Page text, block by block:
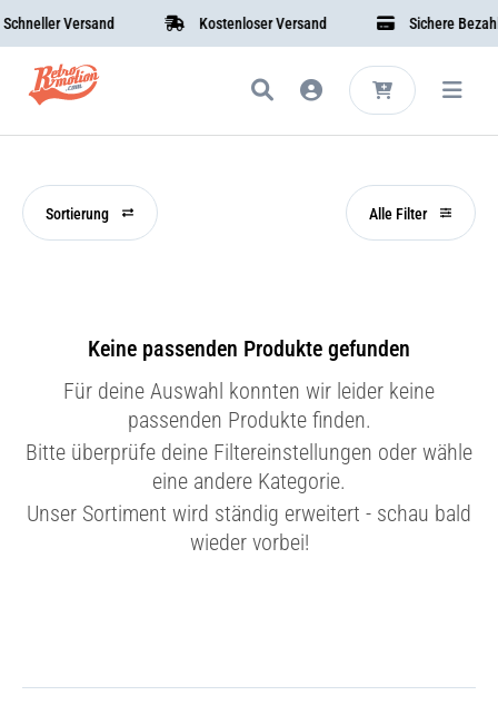
Versand Kostenloser Versand Sichere
Sortierung Alle Filter
Keine passenden Produkte gefunden
Für deine Auswahl konnten wir leider keine
passenden Produkte finden.
Bitte überprüfe deine Filtereinstellungen oder wähle
eine andere Kategorie.
Unser Sortiment wird ständig erweitert - schau bald
wieder vorbei!